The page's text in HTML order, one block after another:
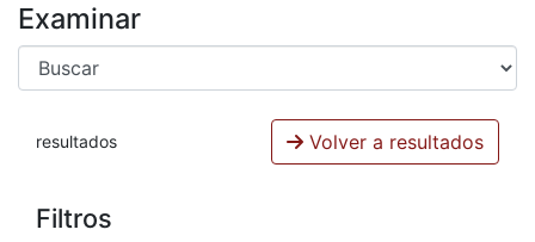
Examinar
resultados Volver a resultados
Filtros